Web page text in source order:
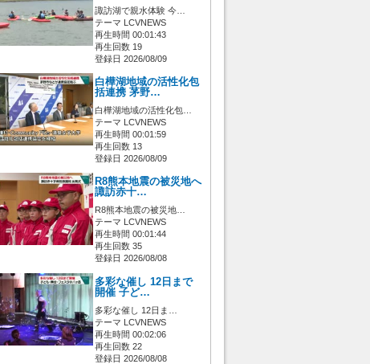
諏訪湖で親水体験 今…
テーマ LCVNEWS
再生時間 00:01:43
再生回数 19
登録日 2026/08/09
白樺湖地域の活性化包
括連携 茅野…
白樺湖地域の活性化包…
テーマ LCVNEWS
再生時間 00:01:59
再生回数 13
登録日 2026/08/09
R8熊本地震の被災地へ
諏訪赤十…
R8熊本地震の被災地…
テーマ LCVNEWS
再生時間 00:01:44
再生回数 35
登録日 2026/08/08
多彩な催し 12日まで
開催 子ど…
多彩な催し 12日ま…
テーマ LCVNEWS
再生時間 00:02:06
再生回数 22
登録日 2026/08/08